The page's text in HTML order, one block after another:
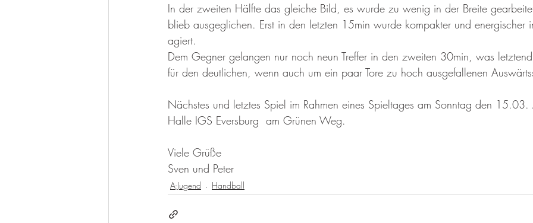
In der zweiten Hälfte das gleiche Bild, es wurde zu wenig in der Breite
blieb ausgeglichen. Erst in den letzten 15min wurde kompakter und energischer
agiert.
Dem Gegner gelangen nur noch neun Treffer in den zweiten 30min, was
für den deutlichen, wenn auch um ein paar Tore zu hoch ausgefallenen
Nächstes und letztes Spiel im Rahmen eines Spieltages am Sonntag den
Halle IGS Eversburg  am Grünen Weg.
Viele Grüße
Sven und Peter
A-Jugend Handball